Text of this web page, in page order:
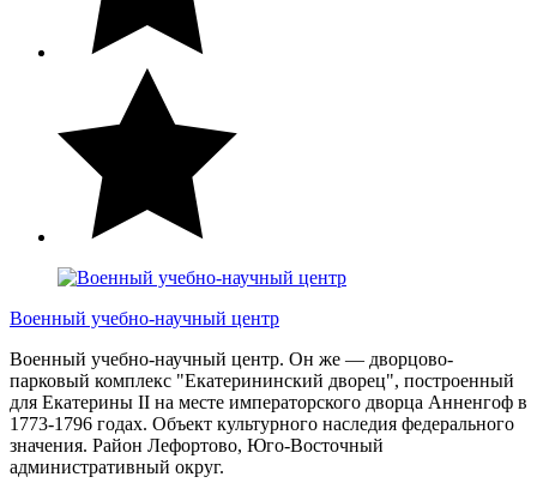
Военный учебно-научный центр
Военный учебно-научный центр. Он же — дворцово-
парковый комплекс "Екатерининский дворец", построенный
для Екатерины II на месте императорского дворца Анненгоф в
1773-1796 годах. Объект культурного наследия федерального
значения. Район Лефортово, Юго-Восточный
административный округ.